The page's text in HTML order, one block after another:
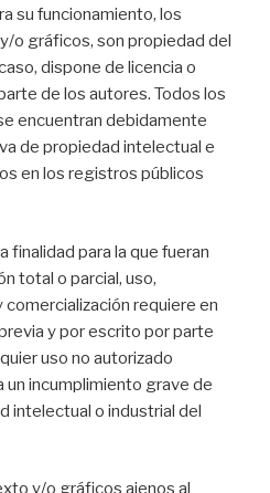
su funcionamiento, los
o gráficos, son propiedad del
dispone de licencia o
de los autores. Todos los
encuentran debidamente
de propiedad intelectual e
en los registros públicos
para la que fueran
total o parcial, uso,
requiere en
y por escrito por parte
uso no autorizado
incumplimiento grave de
intelectual o industrial del
y/o gráficos ajenos al